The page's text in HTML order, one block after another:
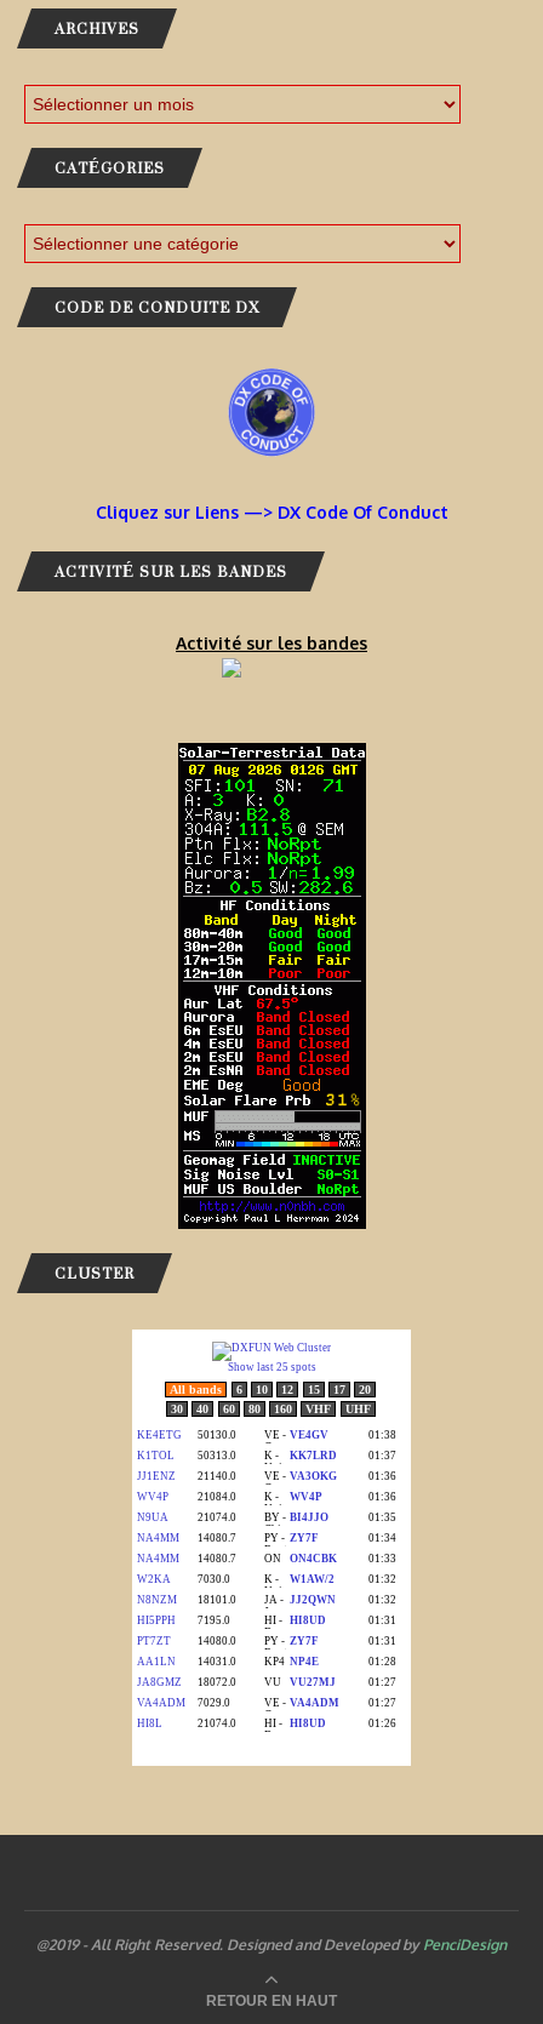
ARCHIVES
CATÉGORIES
CODE DE CONDUITE DX
Cliquez sur Liens —> DX Code Of Conduct
ACTIVITÉ SUR LES BANDES
Activité sur les bandes
CLUSTER
@2019 - All Right Reserved. Designed and Developed by PenciDesign
RETOUR EN HAUT